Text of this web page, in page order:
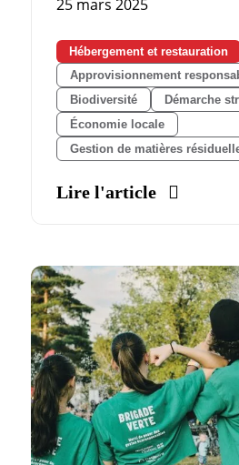
25 mars 2025
Hébergement et restauration
Approvisionnement
Biodiversité
Démarche
Économie locale
Gestion de matières
Lire l'article